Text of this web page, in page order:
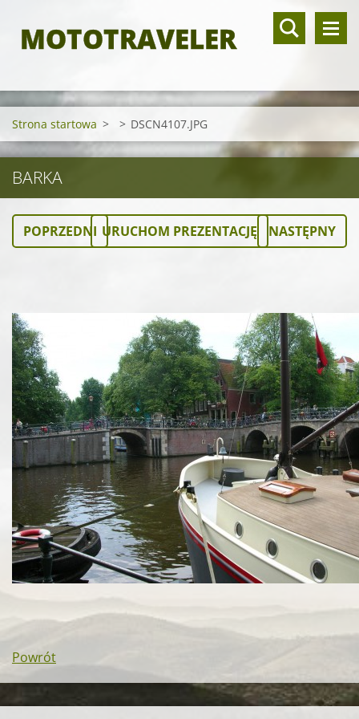
MOTOTRAVELER
Strona startowa > > DSCN4107.JPG
BARKA
POPRZEDNI URUCHOM PREZENTACJĘ NASTĘPNY
Powrót